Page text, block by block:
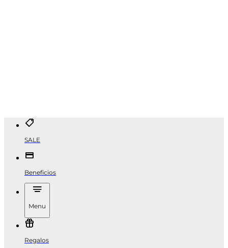
SALE
Beneficios
Menu
Regalos